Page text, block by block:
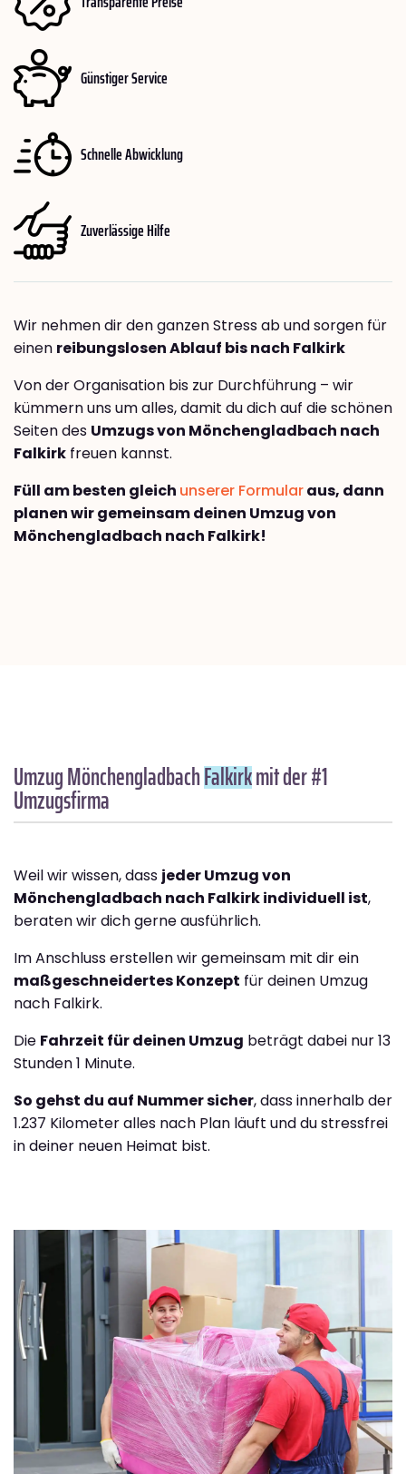
Günstiger Service
Schnelle Abwicklung
Zuverlässige Hilfe
Wir nehmen dir den ganzen Stress ab und sorgen für
einen reibungslosen Ablauf bis nach Falkirk
Von der Organisation bis zur Durchführung – wir
kümmern uns um alles, damit du dich auf die schönen
Seiten des Umzugs von Mönchengladbach nach
Falkirk freuen kannst.
Füll am besten gleich unserer Formularaus, dann
planen wir gemeinsam deinen Umzug von
Mönchengladbach nach Falkirk!
Umzug MönchengladbachFalkirkmit der #1
Umzugsfirma
Weil wir wissen, dass jeder Umzug von
Mönchengladbach nach Falkirk individuell ist,
beraten wir dich gerne ausführlich.
Im Anschluss erstellen wir gemeinsam mit dir ein
maßgeschneidertes Konzept für deinen Umzug
nach Falkirk.
Die Fahrzeit für deinen Umzug beträgt dabei nur 13
Stunden 1 Minute.
So gehst du auf Nummer sicher, dass innerhalb der
1.237 Kilometer alles nach Plan läuft und du stressfrei
in deiner neuen Heimat bist.